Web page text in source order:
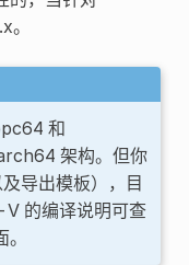
和
架构。但你
导出模板），目
的编译说明可查